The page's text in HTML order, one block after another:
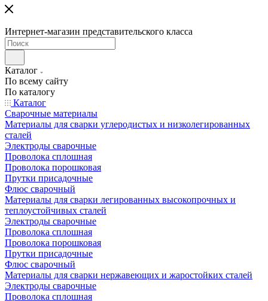
Интернет-магазин представительского класса
Каталог
По всему сайту
По каталогу
Каталог
Сварочные материалы
Материалы для сварки углеродистых и низколегированных
сталей
Электроды сварочные
Проволока сплошная
Проволока порошковая
Прутки присадочные
Флюс сварочный
Материалы для сварки легированных высокопрочных и
теплоустойчивых сталей
Электроды сварочные
Проволока сплошная
Проволока порошковая
Прутки присадочные
Флюс сварочный
Материалы для сварки нержавеющих и жаростойких сталей
Электроды сварочные
Проволока сплошная